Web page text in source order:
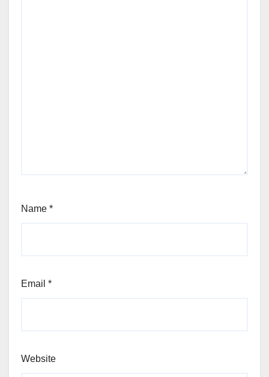
Name *
Email *
Website